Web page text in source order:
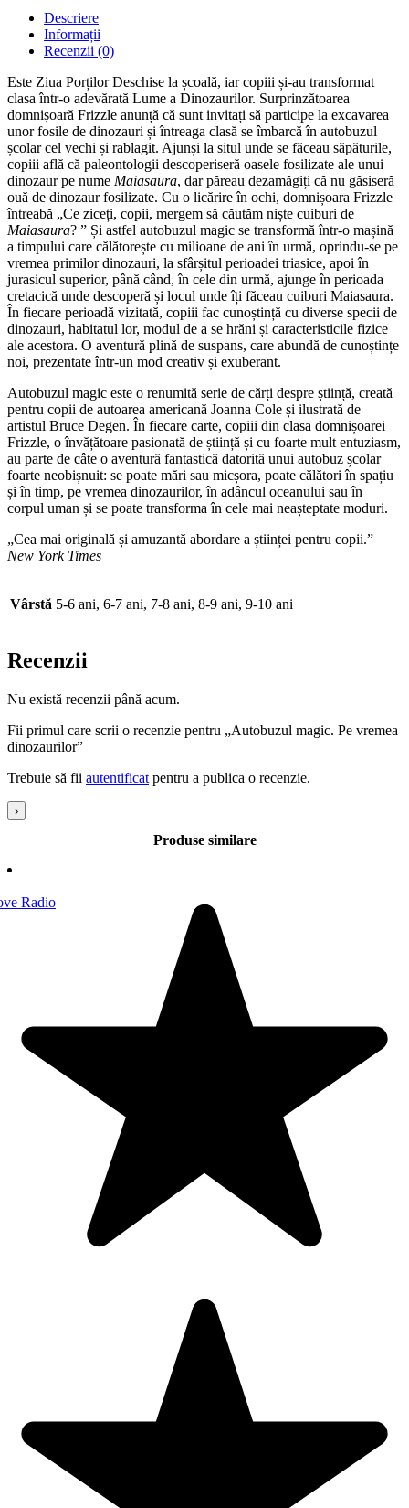
Descriere
Informații
Recenzii (0)
Este Ziua Porților Deschise la școală, iar copiii și-au transformat
clasa într-o adevărată Lume a Dinozaurilor. Surprinzătoarea
domnișoară Frizzle anunță că sunt invitați să participe la excavarea
unor fosile de dinozauri și întreaga clasă se îmbarcă în autobuzul
școlar cel vechi și rablagit. Ajunși la situl unde se făceau săpăturile,
copiii află că paleontologii descoperiseră oasele fosilizate ale unui
dinozaur pe nume Maiasaura, dar păreau dezamăgiți că nu găsiseră
ouă de dinozaur fosilizate. Cu o licărire în ochi, domnișoara Frizzle
întreabă „Ce ziceți, copii, mergem să căutăm niște cuiburi de
Maiasaura? ” Și astfel autobuzul magic se transformă într-o mașină
a timpului care călătorește cu milioane de ani în urmă, oprindu-se pe
vremea primilor dinozauri, la sfârșitul perioadei triasice, apoi în
jurasicul superior, până când, în cele din urmă, ajunge în perioada
cretacică unde descoperă și locul unde îți făceau cuiburi Maiasaura.
În fiecare perioadă vizitată, copiii fac cunoștință cu diverse specii de
dinozauri, habitatul lor, modul de a se hrăni și caracteristicile fizice
ale acestora. O aventură plină de suspans, care abundă de cunoștințe
noi, prezentate într-un mod creativ și exuberant.
Autobuzul magic este o renumită serie de cărți despre știință, creată
pentru copii de autoarea americană Joanna Cole și ilustrată de
artistul Bruce Degen. În fiecare carte, copiii din clasa domnișoarei
Frizzle, o învățătoare pasionată de știință și cu foarte mult entuziasm,
au parte de câte o aventură fantastică datorită unui autobuz școlar
foarte neobișnuit: se poate mări sau micșora, poate călători în spațiu
și în timp, pe vremea dinozaurilor, în adâncul oceanului sau în
corpul uman și se poate transforma în cele mai neașteptate moduri.
„Cea mai originală și amuzantă abordare a științei pentru copii.”
New York Times
Vârstă 5-6 ani, 6-7 ani, 7-8 ani, 8-9 ani, 9-10 ani
Recenzii
Nu există recenzii până acum.
Fii primul care scrii o recenzie pentru „Autobuzul magic. Pe vremea
dinozaurilor”
Trebuie să fii autentificat pentru a publica o recenzie.
›
Produse similare